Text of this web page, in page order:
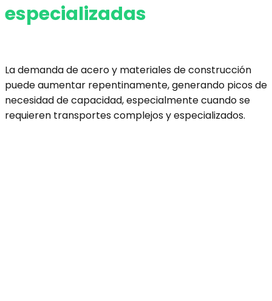
especializadas
La demanda de acero y materiales de construcción
puede aumentar repentinamente, generando picos de
necesidad de capacidad, especialmente cuando se
requieren transportes complejos y especializados.